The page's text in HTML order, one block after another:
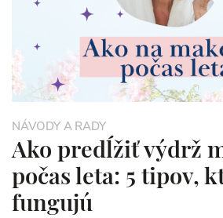
NÁVODY A RADY
Ako predĺžiť výdrž
počas leta: 5 tipov,
fungujú